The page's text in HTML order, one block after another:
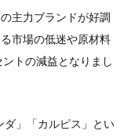
主力ブランドが好調
市場の低迷や原材料
トの減益となりまし
」「カルピス」とい